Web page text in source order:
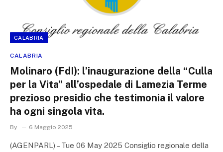
CALABRIA
CALABRIA
Molinaro (FdI): l’inaugurazione della “Culla
per la Vita” all’ospedale di Lamezia Terme
prezioso presidio che testimonia il valore
ha ogni singola vita.
By 6 Maggio 2025
(AGENPARL) – Tue 06 May 2025 Consiglio regionale della